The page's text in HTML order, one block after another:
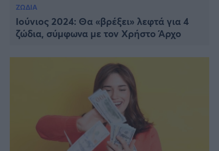
ΖΩΔΙΑ
Ιούνιος 2024: Θα «βρέξει» λεφτά για 4
ζώδια, σύμφωνα με τον Χρήστο Άρχο